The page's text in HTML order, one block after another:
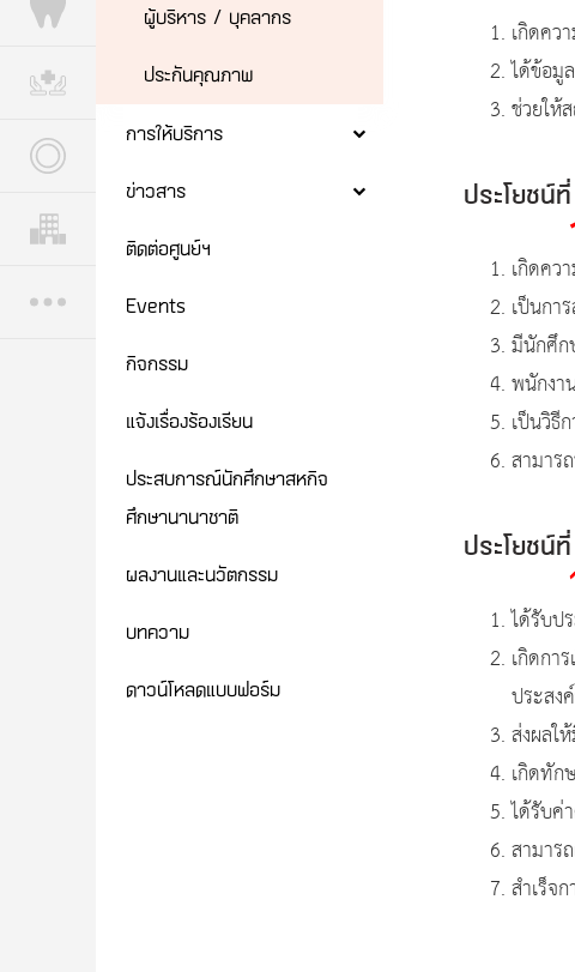
ผู้บริหาร / บุคลากร
ประกันคุณภาพ
การให้บริการ
ประสบการณ์นักศึกษาสห
ข่าวสาร
ติดต่อศูนย์ฯ
Events
กิจกรรม
แจ้งเรื่องร้องเรียน
ประสบการณ์นักศึกษาสหกิจ
ศึกษานานาชาติ
ผลงานและนวัตกรรม
บทความ
ดาวน์โหลดแบบฟอร์ม
เกิดคว
ได้ข้อมู
ช่วยให้
ประโยชน์ที่
เกิดคว
เป็นกา
มีนักศึก
พนักงา
เป็นวิธี
สามาร
ประโยชน์ที่
ได้รับป
เกิดกา
ประสง
ส่งผลใ
เกิดทัก
ได้รับค่
สามาร
สำเร็จ